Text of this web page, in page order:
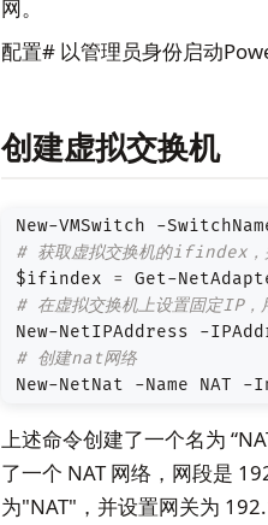
网。
配置# 以管理员身份启动
创建虚拟交换机
New-VMSwitch -
# 获取虚拟交换机的ifindex，
$ifindex
= Get-
# 在虚拟交换机上设置固定IP，
New-NetIPAddress -
# 创建nat网络
New-NetNat -Name
上述命令创建了一个名为
了一个 NAT 网络，网段是
为"NAT"，并设置网关为